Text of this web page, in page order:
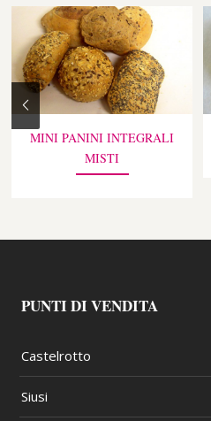
MINI PANINI INTEGRALI
MISTI
PUNTI DI VENDITA
Castelrotto
Siusi